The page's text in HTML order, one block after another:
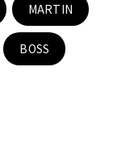
MARTIN
BOSS